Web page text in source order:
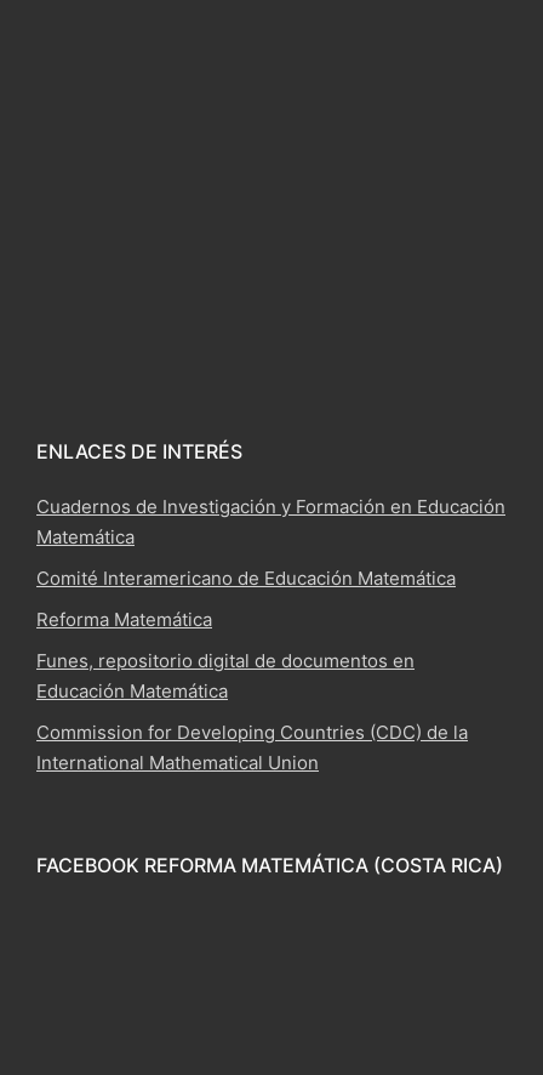
ENLACES DE INTERÉS
Cuadernos de Investigación y Formación en Educación
Matemática
Comité Interamericano de Educación Matemática
Reforma Matemática
Funes, repositorio digital de documentos en
Educación Matemática
Commission for Developing Countries (CDC) de la
International Mathematical Union
FACEBOOK REFORMA MATEMÁTICA (COSTA RICA)